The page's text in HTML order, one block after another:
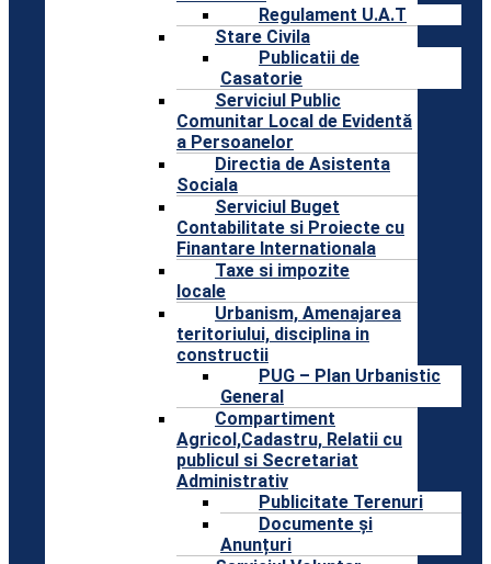
Regulament U.A.T
Stare Civila
Publicatii de
Casatorie
Serviciul Public
Comunitar Local de Evidentă
a Persoanelor
Directia de Asistenta
Sociala
Serviciul Buget
Contabilitate si Proiecte cu
Finantare Internationala
Taxe si impozite
locale
Urbanism, Amenajarea
teritoriului, disciplina in
constructii
PUG – Plan Urbanistic
General
Compartiment
Agricol,Cadastru, Relatii cu
publicul si Secretariat
Administrativ
Publicitate Terenuri
Documente și
Anunțuri